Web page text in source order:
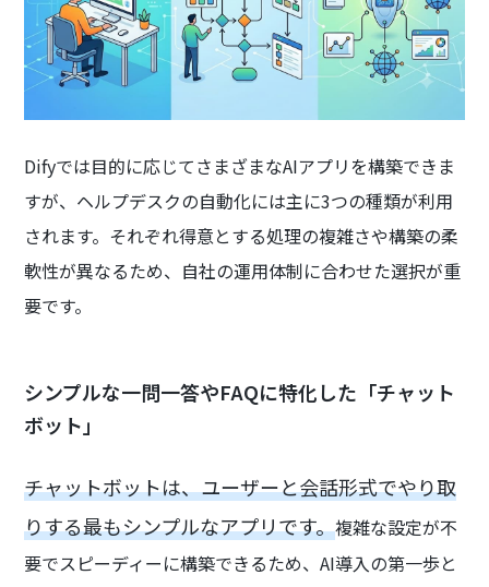
Difyでは目的に応じてさまざまなAIアプリを構築できま
すが、ヘルプデスクの自動化には主に3つの種類が利用
されます。それぞれ得意とする処理の複雑さや構築の柔
軟性が異なるため、自社の運用体制に合わせた選択が重
要です。
シンプルな一問一答やFAQに特化した「チャット
ボット」
チャットボットは、ユーザーと会話形式でやり取
りする最もシンプルなアプリです。複雑な設定が不
要でスピーディーに構築できるため、AI導入の第一歩と